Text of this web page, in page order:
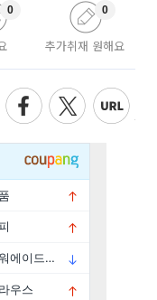
0
추가취재 원해요
0